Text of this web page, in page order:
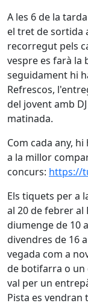
A les 6 de la
el tret de sortida
recorregut pels
vespre es farà la
seguidament hi
Refrescos,
del jovent amb
matinada.
Com cada any,
a la millor
concurs: https://
Els tiquets per a
al 20 de febrer
diumenge de 10
divendres de 16
vegada com a
de botifarra o un
val per un
Pista es vendran